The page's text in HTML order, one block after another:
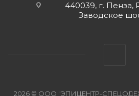
440039, г. Пенза,
Заводское
2026 © ООО "ЭПИЦЕНТР-